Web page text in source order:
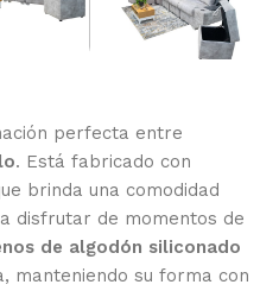
perfecta entre
. Está fabricado con
brinda una comodidad
disfrutar de momentos de
de algodón siliconado
manteniendo su forma con